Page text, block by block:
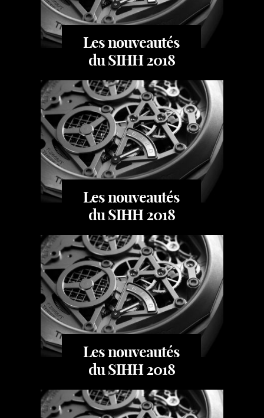
Les nouveautés
du SIHH 2018
Les nouveautés
du SIHH 2018
Les nouveautés
du SIHH 2018